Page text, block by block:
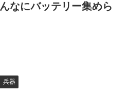
なにバッテリー集めら
兵器